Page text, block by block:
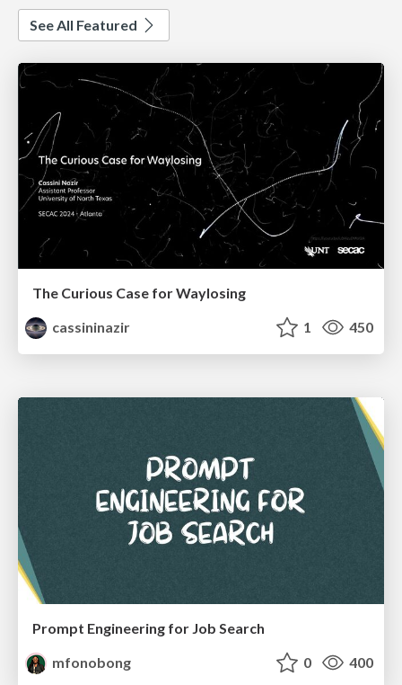
See All Featured
The Curious Case for Waylosing
cassininazir
1 450
Prompt Engineering for Job Search
mfonobong
0 400